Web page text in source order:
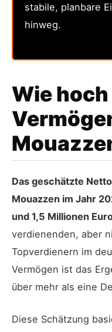
stabile, planbare
hinweg.
Wie
Das geschätzte
Mouazzen im Jahr
und 1,5 Millionen
verdienenden, aber
Topverdienern im
Vermögen ist das
über mehr als eine
Diese Schätzung